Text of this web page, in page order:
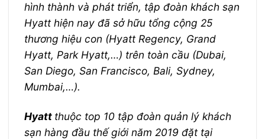
hình thành và phát triển, tập đoàn khách sạn
Hyatt hiện nay đã sở hữu tổng cộng 25
thương hiệu con (Hyatt Regency, Grand
Hyatt, Park Hyatt,…) trên toàn cầu (Dubai,
San Diego, San Francisco, Bali, Sydney,
Mumbai,…).
Hyatt thuộc top 10 tập đoàn quản lý khách
sạn hàng đầu thế giới năm 2019 đặt tại